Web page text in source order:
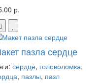
р.
пазла сердце
сердце, головоломка,
, пазлы, пазл